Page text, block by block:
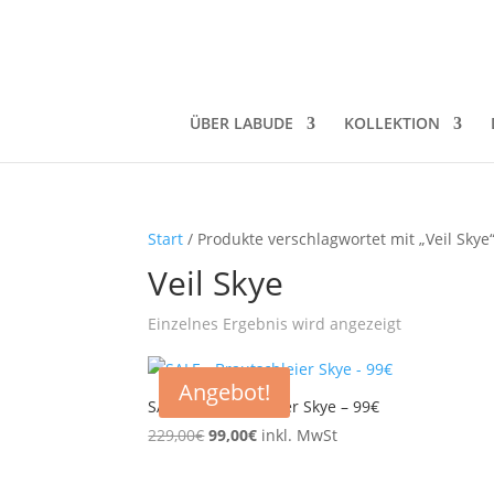
ÜBER LABUDE KOLLEKTION
Start / Produkte verschlagwortet mit „Veil Skye“
Veil Skye
Einzelnes Ergebnis wird angezeigt
Angebot!
SALE – Brautschleier Skye – 99€
229,00€Ursprünglicher
99,00€Aktueller
inkl. MwSt